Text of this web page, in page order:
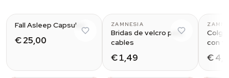
Fall Asleep Capsules
€ 25,00
ZAMNESIA
Bridas de velcro para
cables
€ 1,49
con
€